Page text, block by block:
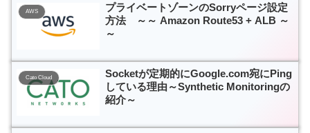
AWS
プライベートゾーンのSorryページ設定
方法 ～～ Amazon Route53 + ALB ～
～
Cato Cloud
Socketが定期的にGoogle.com宛にPing
している理由～Synthetic Monitoringの
紹介～